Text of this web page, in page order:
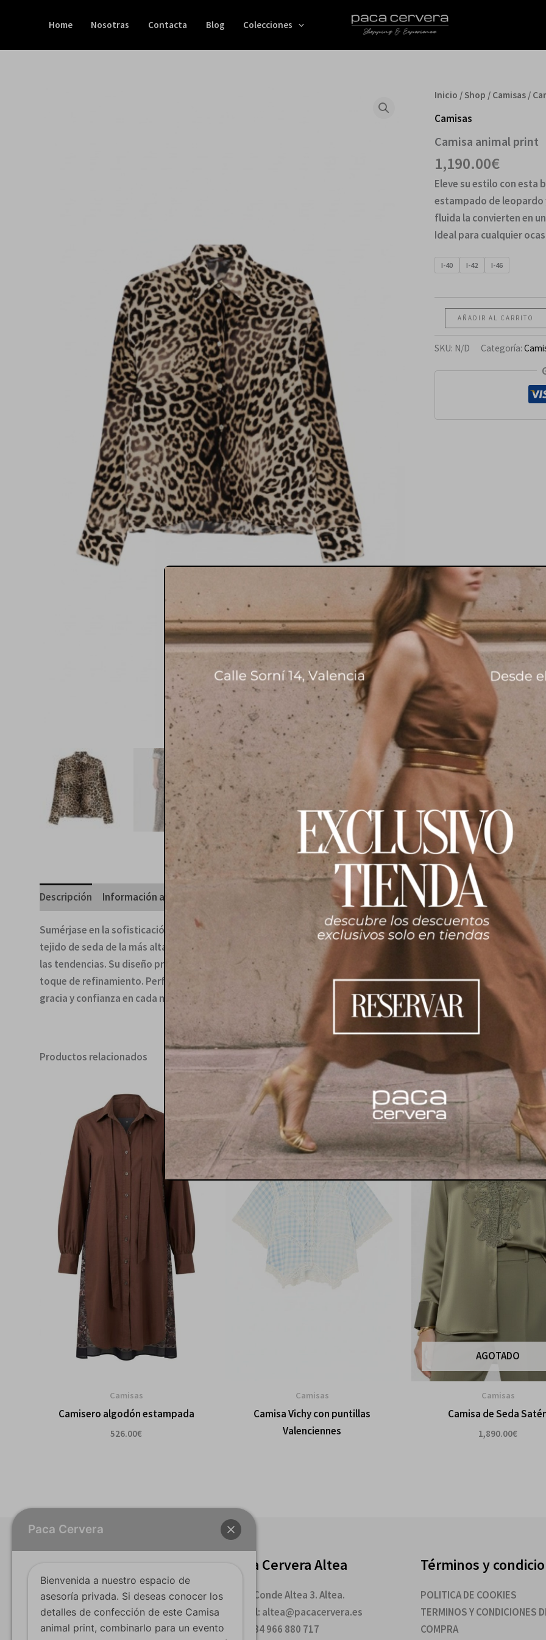
Home Nosotras Contacta Blog Colecciones
Inicio / Shop / Camisas/
Camisas
Camisa animal print
1,190.00€
Eleve su estilo con esta
estampado de leopardo
fluida la convierten en
Ideal para cualquier
I-40 I-42 I-46
Camisa
print
AÑADIR AL CARRITO
SKU: N/D Categoría:
Descripción Información adicional
Sumérjase en la sofisticación atemporal con esta exquisita blusa, meticulosamente confeccionada para la
tejido de seda de la más alta calidad, con su tacto sublime y su caída impecable, realza el icónico estampado
las tendencias. Su diseño presenta un clásico cuello camisero y una botonadura frontal discretamente elegante,
toque de refinamiento. Perfecta para transicionar sin esfuerzo del día a la noche, esta prenda es un testimonio
gracia y confianza en cada movimiento, marcando una declaración de estilo sutil y poderoso.
Productos relacionados
Camisas
Camisero algodón estampada
526.00€
Camisas
Camisa Vichy con puntillas
Valenciennes
AGOTADO
Camisas
Camisa de Seda
1,890.00€
Calle Sorní 14. Valencia
E-mail:i nfo@pacacervera.es
Tel:+34 963 816 696
Paca Cervera Altea
Calle Conde Altea 3. Altea.
E-mail: altea@pacacervera.es
Tel: +34 966 880 717
Términos y
POLITICA DE COOKIES
TERMINOS Y CONDICIONES
COMPRA
Paca Cervera
Bienvenida a nuestro espacio de
asesoría privada. Si deseas conocer los
detalles de confección de este Camisa
animal print, combinarlo para un evento